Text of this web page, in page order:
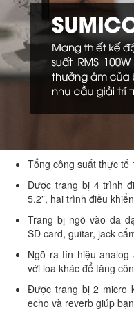
Tổng công suất thực tế
Được trang bị 4 trình
5.2”, hai trình điều
Trang bị ngõ vào đa
SD card, guitar, jack
Ngõ ra tín hiệu
với loa khác để tăng
Được trang bị 2 micro
echo và reverb giúp